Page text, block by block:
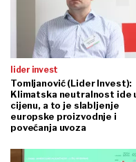
lider invest
Tomljanović (Lider Invest):
Klimatska neutralnost ide
cijenu, a to je slabljenje
europske proizvodnje i
povećanja uvoza